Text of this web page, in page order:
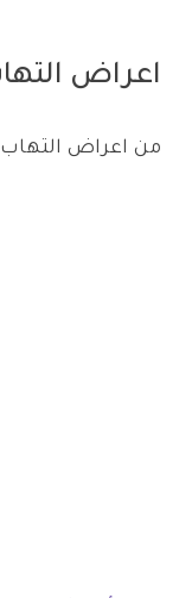
اعراض
من اعراض التهاب